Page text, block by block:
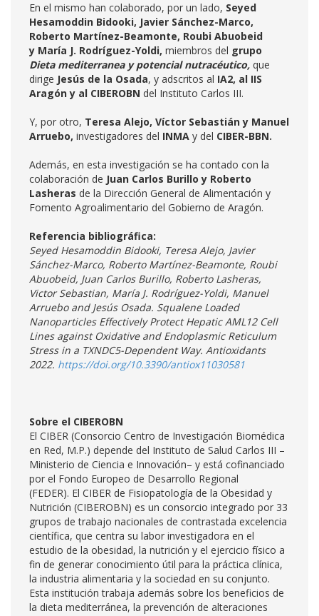
En el mismo han colaborado, por un lado, Seyed
Hesamoddin Bidooki, Javier Sánchez-Marco,
Roberto Martínez-Beamonte, Roubi Abuobeid
y María J. Rodríguez-Yoldi, miembros del grupo
Dieta mediterranea y potencial nutracéutico, que
dirige Jesús de la Osada, y adscritos al IA2, al IIS
Aragón y al CIBEROBN del Instituto Carlos III.
Y, por otro, Teresa Alejo, Víctor Sebastián y Manuel
Arruebo, investigadores del INMA y del CIBER-BBN.
Además, en esta investigación se ha contado con la
colaboración de Juan Carlos Burillo y Roberto
Lasheras de la Dirección General de Alimentación y
Fomento Agroalimentario del Gobierno de Aragón.
Referencia bibliográfica:
Seyed Hesamoddin Bidooki, Teresa Alejo, Javier
Sánchez-Marco, Roberto Martínez-Beamonte, Roubi
Abuobeid, Juan Carlos Burillo, Roberto Lasheras,
Victor Sebastian, María J. Rodríguez-Yoldi, Manuel
Arruebo and Jesús Osada. Squalene Loaded
Nanoparticles Effectively Protect Hepatic AML12 Cell
Lines against Oxidative and Endoplasmic Reticulum
Stress in a TXNDC5-Dependent Way. Antioxidants
2022. https://doi.org/10.3390/antiox11030581
Sobre el CIBEROBN
El CIBER (Consorcio Centro de Investigación Biomédica
en Red, M.P.) depende del Instituto de Salud Carlos III –
Ministerio de Ciencia e Innovación– y está cofinanciado
por el Fondo Europeo de Desarrollo Regional
(FEDER). El CIBER de Fisiopatología de la Obesidad y
Nutrición (CIBEROBN) es un consorcio integrado por 33
grupos de trabajo nacionales de contrastada excelencia
científica, que centra su labor investigadora en el
estudio de la obesidad, la nutrición y el ejercicio físico a
fin de generar conocimiento útil para la práctica clínica,
la industria alimentaria y la sociedad en su conjunto.
Esta institución trabaja además sobre los beneficios de
la dieta mediterránea, la prevención de alteraciones